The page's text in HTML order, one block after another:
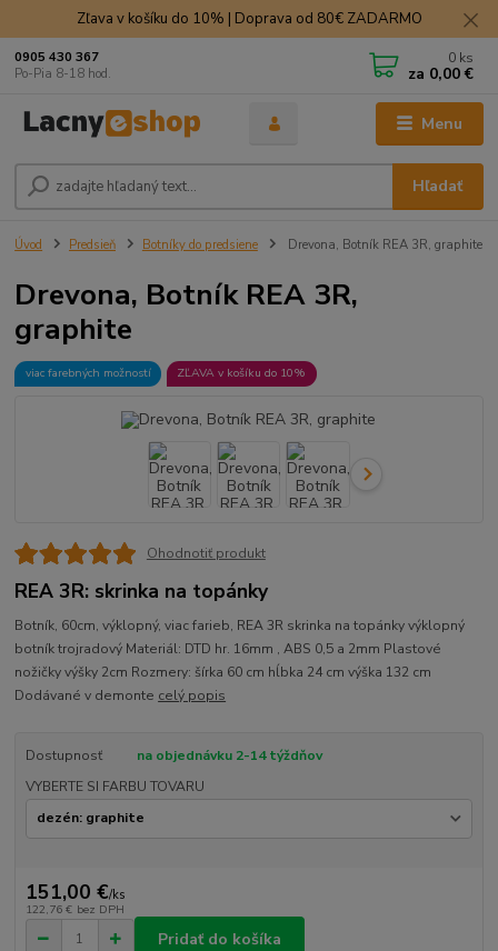
Zľava v košíku do 10% | Doprava od 80€ ZADARMO
Menu
Hľadať
0905 430 367
Po-Pia 8-18 hod.
0 ks
za 0,00 €
Úvod Predsieň Botníky do predsiene Drevona, Botník REA 3R, graphite
Drevona, Botník REA 3R,
graphite
viac farebných možností ZĽAVA v košíku do 10%
Ohodnotiť produkt
REA 3R: skrinka na topánky
Botník, 60cm, výklopný, viac farieb, REA 3R skrinka na topánky výklopný
botník trojradový Materiál: DTD hr. 16mm , ABS 0,5 a 2mm Plastové
nožičky výšky 2cm Rozmery: šírka 60 cm hĺbka 24 cm výška 132 cm
Dodávané v demonte celý popis
Dostupnosť
na objednávku 2-14 týždňov
VYBERTE SI FARBU TOVARU
151,00 €/ks
122,76 € bez DPH
Pridať do košíka